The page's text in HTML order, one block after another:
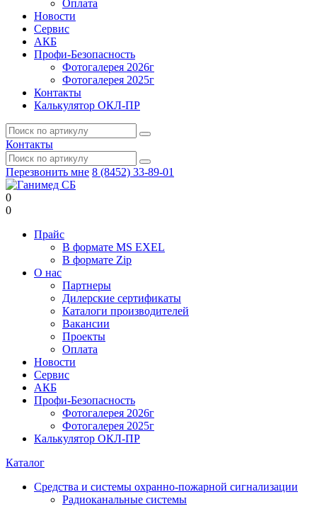
Оплата
Новости
Сервис
АКБ
Профи-Безопасность
Фотогалерея 2026г
Фотогалерея 2025г
Контакты
Калькулятор ОКЛ-ПР
Контакты
Перезвонить мне 8 (8452) 33-89-01
0
0
Прайс
В формате MS EXEL
В формате Zip
О нас
Партнеры
Дилерские сертификаты
Каталоги производителей
Вакансии
Проекты
Оплата
Новости
Сервис
АКБ
Профи-Безопасность
Фотогалерея 2026г
Фотогалерея 2025г
Калькулятор ОКЛ-ПР
Каталог
Средства и системы охранно-пожарной сигнализации
Радиоканальные системы